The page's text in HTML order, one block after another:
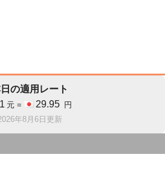
の適用レート
1 元 = 29.95
円
年8月6日更新